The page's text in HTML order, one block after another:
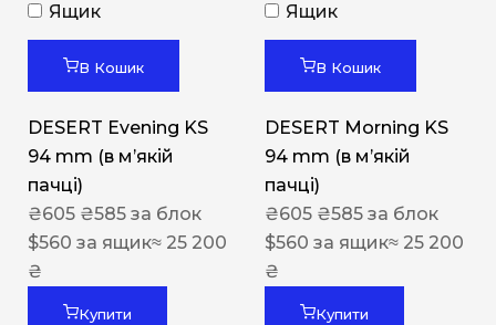
Ящик
В Кошик
DESERT Evening KS
94 mm (в мʼякій
пачці)
₴605 ₴585 за блок
$560 за ящик≈ 25 200
₴
Купити
Ящик
В Кошик
DESERT Morning KS
94 mm (в мʼякій
пачці)
₴605 ₴585 за блок
$560 за ящик≈ 25 200
₴
Купити